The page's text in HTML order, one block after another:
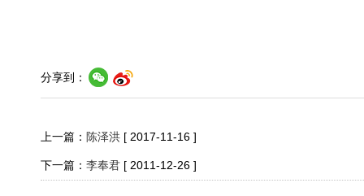
分享到：
上一篇： 陈泽洪 [ 2017-11-16 ]
下一篇： 李奉君 [ 2011-12-26 ]